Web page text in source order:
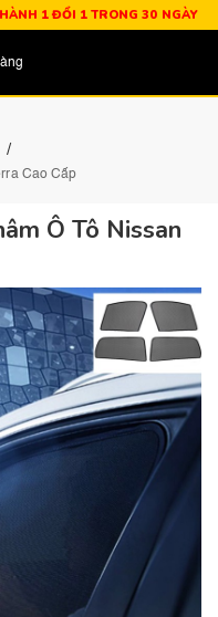
1 ĐỔI 1 TRONG 30 NGÀY
/
Cao Cấp
Ô Tô Nissan